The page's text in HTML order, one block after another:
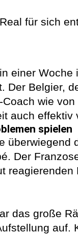
für sich
einer
Der Belgier,
wie
auch effektiv
spielen
Der
das große